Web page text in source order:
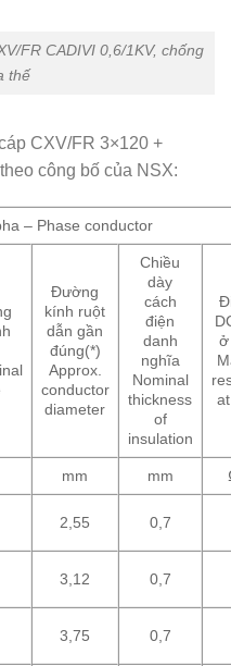
FR CADIVI 0,6/1KV, chống
thế
CXV/FR 3×120 +
công bố của NSX:
– Phase conductor
Đường
kính ruột
dẫn gần
đúng(*)
Approx.
conductor
diameter
Chiều
dày
cách
điện
danh
nghĩa
Nominal
thickness
of
insulation
ở
mm mm
2,55 0,7
3,12 0,7
3,75 0,7